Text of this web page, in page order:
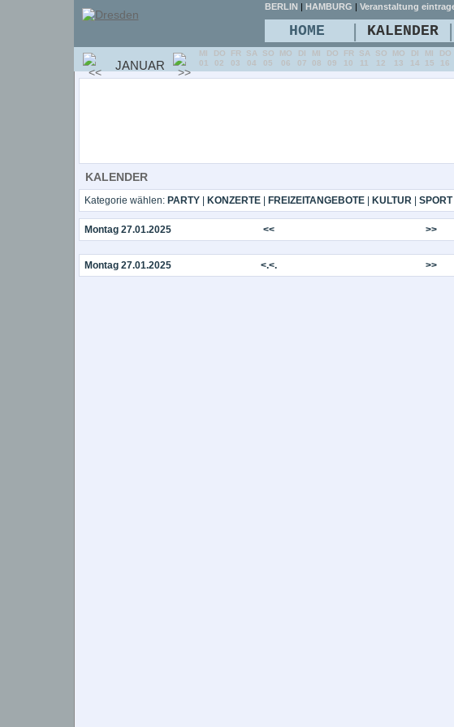
KALENDER
Kategorie wählen: PARTY| KONZERTE| FREIZEITANGEBOTE| KULTUR| SPORT|
Montag 27.01.2025 << >>
Montag 27.01.2025 <.<. >>
BERLIN | HAMBURG | Veranstaltung
HOME | KALENDER |
JANUAR
MI
01
DO
02
FR
03
SA
04
SO
05
MO
06
DI
07
MI
08
DO
09
FR
10
SA
11
SO
12
MO
13
DI
14
MI
15
DO
16